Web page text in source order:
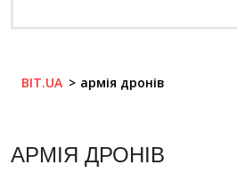
BIT.UA армія дронів
АРМІЯ ДРОНІВ